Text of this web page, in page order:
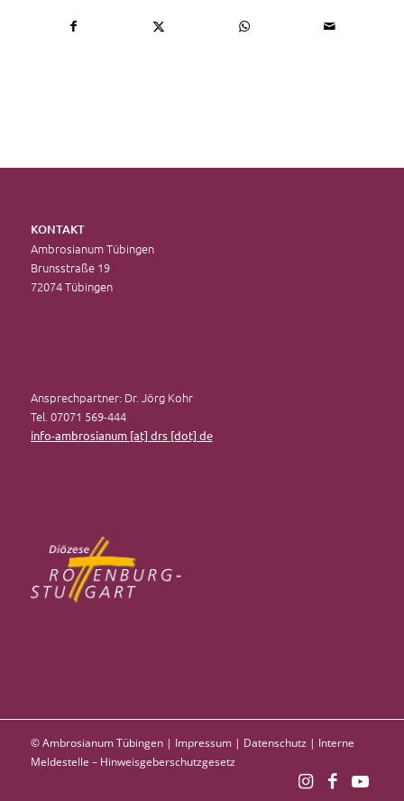
KONTAKT
Ambrosianum Tübingen
Brunsstraße 19
72074 Tübingen
Ansprechpartner: Dr. Jörg Kohr
Tel. 07071 569-444
info-ambrosianum [at] drs [dot] de
© Ambrosianum Tübingen | Impressum| Datenschutz| Interne
Meldestelle – Hinweisgeberschutzgesetz